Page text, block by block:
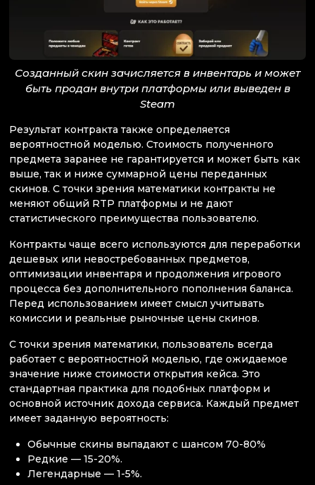
Созданный скин зачисляется в инвентарь и может
быть продан внутри платформы или выведен в
Steam
Результат контракта также определяется
вероятностной моделью. Стоимость полученного
предмета заранее не гарантируется и может быть как
выше, так и ниже суммарной цены переданных
скинов. С точки зрения математики контракты не
меняют общий RTP платформы и не дают
статистического преимущества пользователю.
Контракты чаще всего используются для переработки
дешевых или невостребованных предметов,
оптимизации инвентаря и продолжения игрового
процесса без дополнительного пополнения баланса.
Перед использованием имеет смысл учитывать
комиссии и реальные рыночные цены скинов.
С точки зрения математики, пользователь всегда
работает с вероятностной моделью, где ожидаемое
значение ниже стоимости открытия кейса. Это
стандартная практика для подобных платформ и
основной источник дохода сервиса. Каждый предмет
имеет заданную вероятность:
Обычные скины выпадают с шансом 70-80%
Редкие — 15-20%.
Легендарные — 1-5%.